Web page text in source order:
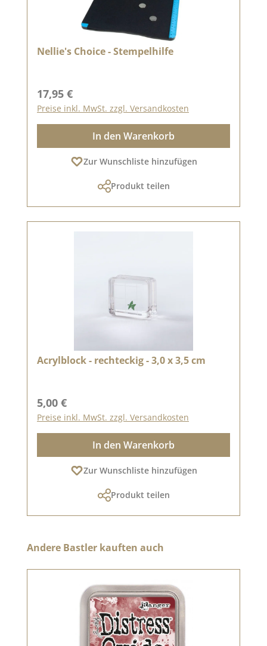
Nellie's Choice - Stempelhilfe
Regulärer Preis:
17,95 €
Preise inkl. MwSt. zzgl. Versandkosten
In den Warenkorb
Zur Wunschliste hinzufügen
Produkt teilen
Acrylblock - rechteckig - 3,0 x 3,5 cm
Regulärer Preis:
5,00 €
Preise inkl. MwSt. zzgl. Versandkosten
In den Warenkorb
Zur Wunschliste hinzufügen
Produkt teilen
Produktgalerie überspringen
Andere Bastler kauften auch